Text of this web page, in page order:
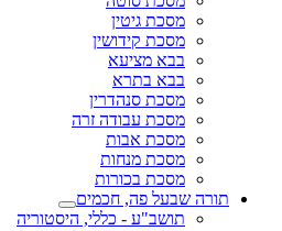
מסכת גיטין
מסכת קידושין
בבא מציעא
בבא בתרא
מסכת סנהדרין
מסכת עבודה זרה
מסכת אבות
מסכת מנחות
מסכת בכורות
תורה שבעל פה, חכמים
תושב"ע - כללי, היסטוריה